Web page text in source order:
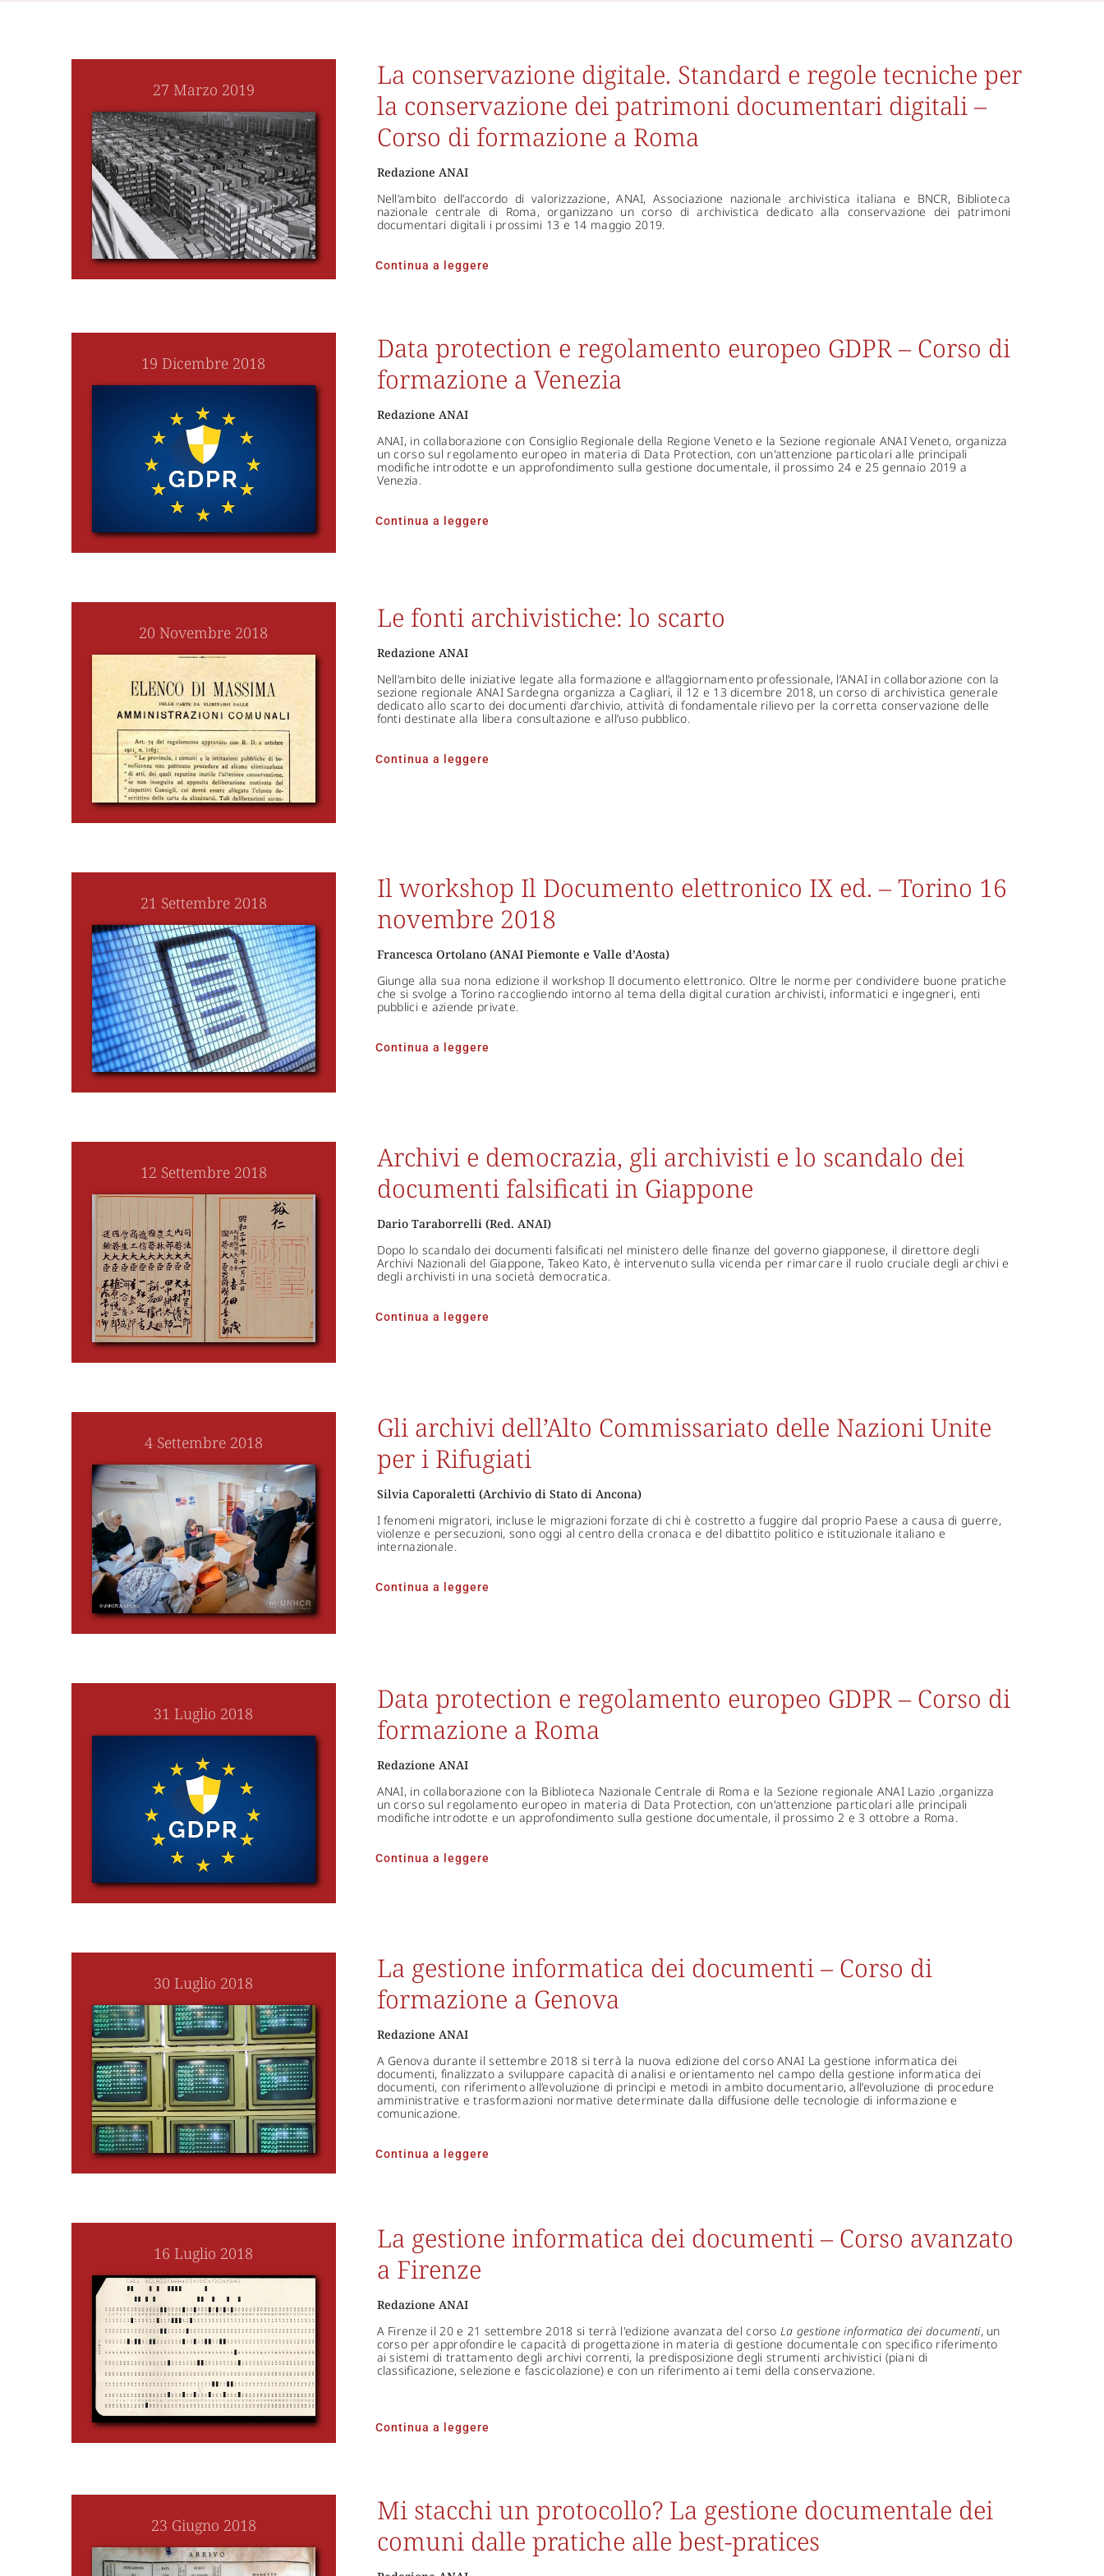
27 Marzo 2019
La conservazione digitale. Standard e regole tecniche per
la conservazione dei patrimoni documentari digitali –
Corso di formazione a Roma
Redazione ANAI
Nell’ambito dell’accordo di valorizzazione, ANAI, Associazione nazionale archivistica italiana e BNCR, Biblioteca
nazionale centrale di Roma, organizzano un corso di archivistica dedicato alla conservazione dei patrimoni
documentari digitali i prossimi 13 e 14 maggio 2019.
Continua a leggere
19 Dicembre 2018
Data protection e regolamento europeo GDPR – Corso di
formazione a Venezia
Redazione ANAI
ANAI, in collaborazione con Consiglio Regionale della Regione Veneto e la Sezione regionale ANAI Veneto, organizza
un corso sul regolamento europeo in materia di Data Protection, con un'attenzione particolari alle principali
modifiche introdotte e un approfondimento sulla gestione documentale, il prossimo 24 e 25 gennaio 2019 a
Venezia.
Continua a leggere
20 Novembre 2018 Le fonti archivistiche: lo scarto
Redazione ANAI
Nell’ambito delle iniziative legate alla formazione e all’aggiornamento professionale, l’ANAI in collaborazione con la
sezione regionale ANAI Sardegna organizza a Cagliari, il 12 e 13 dicembre 2018, un corso di archivistica generale
dedicato allo scarto dei documenti d’archivio, attività di fondamentale rilievo per la corretta conservazione delle
fonti destinate alla libera consultazione e all’uso pubblico.
Continua a leggere
21 Settembre 2018
Il workshop Il Documento elettronico IX ed. – Torino 16
novembre 2018
Francesca Ortolano (ANAI Piemonte e Valle d’Aosta)
Giunge alla sua nona edizione il workshop Il documento elettronico. Oltre le norme per condividere buone pratiche
che si svolge a Torino raccogliendo intorno al tema della digital curation archivisti, informatici e ingegneri, enti
pubblici e aziende private.
Continua a leggere
12 Settembre 2018
Archivi e democrazia, gli archivisti e lo scandalo dei
documenti falsificati in Giappone
Dario Taraborrelli (Red. ANAI)
Dopo lo scandalo dei documenti falsificati nel ministero delle finanze del governo giapponese, il direttore degli
Archivi Nazionali del Giappone, Takeo Kato, è intervenuto sulla vicenda per rimarcare il ruolo cruciale degli archivi e
degli archivisti in una società democratica.
Continua a leggere
4 Settembre 2018
Gli archivi dell’Alto Commissariato delle Nazioni Unite
per i Rifugiati
Silvia Caporaletti (Archivio di Stato di Ancona)
I fenomeni migratori, incluse le migrazioni forzate di chi è costretto a fuggire dal proprio Paese a causa di guerre,
violenze e persecuzioni, sono oggi al centro della cronaca e del dibattito politico e istituzionale italiano e
internazionale.
Continua a leggere
31 Luglio 2018
Data protection e regolamento europeo GDPR – Corso di
formazione a Roma
Redazione ANAI
ANAI, in collaborazione con la Biblioteca Nazionale Centrale di Roma e la Sezione regionale ANAI Lazio ,organizza
un corso sul regolamento europeo in materia di Data Protection, con un'attenzione particolari alle principali
modifiche introdotte e un approfondimento sulla gestione documentale, il prossimo 2 e 3 ottobre a Roma.
Continua a leggere
30 Luglio 2018
La gestione informatica dei documenti – Corso di
formazione a Genova
Redazione ANAI
A Genova durante il settembre 2018 si terrà la nuova edizione del corso ANAI La gestione informatica dei
documenti, finalizzato a sviluppare capacità di analisi e orientamento nel campo della gestione informatica dei
documenti, con riferimento all’evoluzione di princìpi e metodi in ambito documentario, all’evoluzione di procedure
amministrative e trasformazioni normative determinate dalla diffusione delle tecnologie di informazione e
comunicazione.
Continua a leggere
16 Luglio 2018
La gestione informatica dei documenti – Corso avanzato
a Firenze
Redazione ANAI
A Firenze il 20 e 21 settembre 2018 si terrà l'edizione avanzata del corso La gestione informatica dei documenti, un
corso per approfondire le capacità di progettazione in materia di gestione documentale con specifico riferimento
ai sistemi di trattamento degli archivi correnti, la predisposizione degli strumenti archivistici (piani di
classificazione, selezione e fascicolazione) e con un riferimento ai temi della conservazione.
Continua a leggere
23 Giugno 2018
Mi stacchi un protocollo? La gestione documentale dei
comuni dalle pratiche alle best-pratices